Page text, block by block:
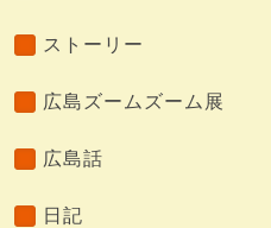
ストーリー
広島ズームズーム展
広島話
日記